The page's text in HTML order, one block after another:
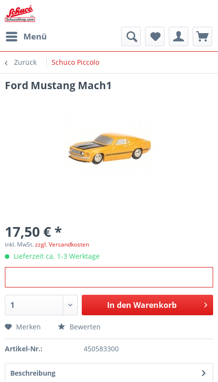
Menü
Zurück Schuco Piccolo
Ford Mustang Mach1
17,50 € *
inkl. MwSt.zzgl. Versandkosten
Lieferzeit ca. 1-3 Werktage
In den Warenkorb
Merken Bewerten
Artikel-Nr.: 450583300
Beschreibung